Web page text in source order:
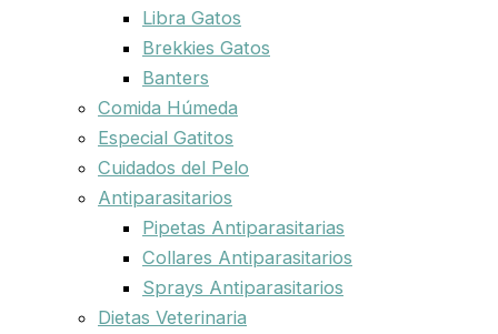
Libra Gatos
Brekkies Gatos
Banters
Comida Húmeda
Especial Gatitos
Cuidados del Pelo
Antiparasitarios
Pipetas Antiparasitarias
Collares Antiparasitarios
Sprays Antiparasitarios
Dietas Veterinaria